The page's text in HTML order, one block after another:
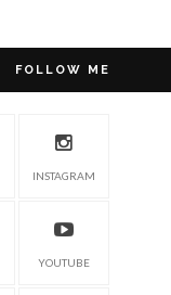
FOLLOW ME
INSTAGRAM
YOUTUBE